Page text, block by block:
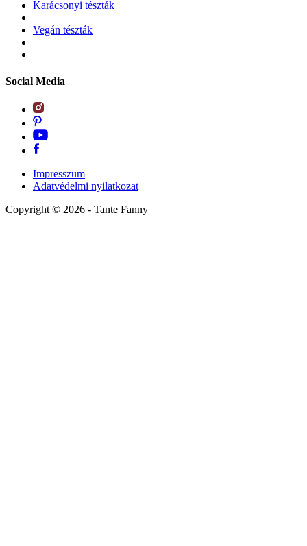
Karácsonyi tészták
Vegán tészták
Social Media
Impresszum
Adatvédelmi nyilatkozat
Copyright © 2026 - Tante Fanny